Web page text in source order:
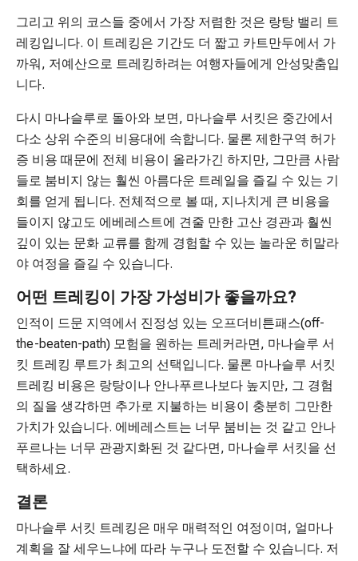
그리고 위의 코스들 중에서 가장 저렴한 것은 랑탕 밸리 트
레킹입니다. 이 트레킹은 기간도 더 짧고 카트만두에서 가
까워, 저예산으로 트레킹하려는 여행자들에게 안성맞춤입
니다.
다시 마나슬루로 돌아와 보면, 마나슬루 서킷은 중간에서
다소 상위 수준의 비용대에 속합니다. 물론 제한구역 허가
증 비용 때문에 전체 비용이 올라가긴 하지만, 그만큼 사람
들로 붐비지 않는 훨씬 아름다운 트레일을 즐길 수 있는 기
회를 얻게 됩니다. 전체적으로 볼 때, 지나치게 큰 비용을
들이지 않고도 에베레스트에 견줄 만한 고산 경관과 훨씬
깊이 있는 문화 교류를 함께 경험할 수 있는 놀라운 히말라
야 여정을 즐길 수 있습니다.
어떤 트레킹이 가장 가성비가 좋을까요?
인적이 드문 지역에서 진정성 있는 오프더비튼패스(off-
the-beaten-path) 모험을 원하는 트레커라면, 마나슬루 서
킷 트레킹 루트가 최고의 선택입니다. 물론 마나슬루 서킷
트레킹 비용은 랑탕이나 안나푸르나보다 높지만, 그 경험
의 질을 생각하면 추가로 지불하는 비용이 충분히 그만한
가치가 있습니다. 에베레스트는 너무 붐비는 것 같고 안나
푸르나는 너무 관광지화된 것 같다면, 마나슬루 서킷을 선
택하세요.
결론
마나슬루 서킷 트레킹은 매우 매력적인 여정이며, 얼마나
계획을 잘 세우느냐에 따라 누구나 도전할 수 있습니다. 저